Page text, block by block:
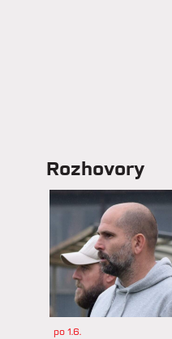
Rozhovory
po 1.6.